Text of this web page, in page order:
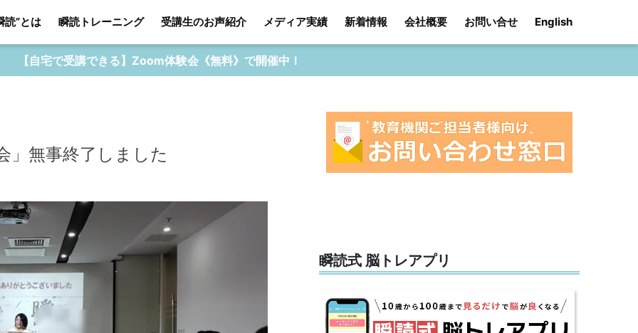
読”とは 瞬読トレーニング 受講生のお声紹介 メディア実績 新着情報 会社概要 お問い合せ English
【自宅で受講できる】Zoom体験会《無料》で開催中！
」無事終了しました
瞬読式 脳トレアプリ